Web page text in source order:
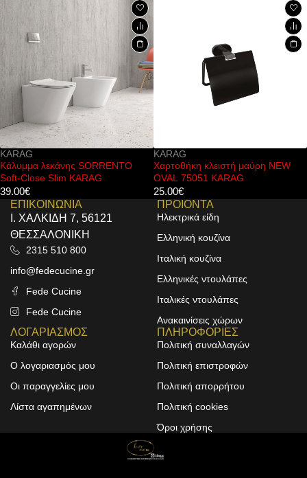
KARAG
Χαρτοθήκη κλειστή μαύρη NEW
OVAL 75051 KARAG
FERRO
Μπαταρία νιπτήρος ALBA
FERRO
ΕΠΙΚΟΙΝΩΝΙΑ
Ι. ΧΑΛΚΙΔΗ 7, 56121
ΘΕΣΣΑΛΟΝΙΚΗ
2315 510 800
info@fedecucine.gr
Fede Cucine
Fede Cucine
ΠΡΟΙΟΝΤΑ
Ηλεκτρικά είδη
Ελληνική κουζίνα
Ιταλική κουζίνα
Ελληνικές ντουλάπες
Ιταλικές ντουλάπες
Ανακαινίσεις χώρων
ΛΟΓΑΡΙΑΣΜΟΣ
Καλάθι αγορών
Ο λογαριασμός μου
Οι παραγγελίες μου
Λίστα αγαπημένων
ΠΛΗΡΟΦΟΡΙΕΣ
Πολιτική συναλλαγών
Πολιτική επιστροφών
Πολιτική απορρήτου
Πολιτική cookies
Όροι χρήσης
Design & Development by
ALPHA DESIGNERS